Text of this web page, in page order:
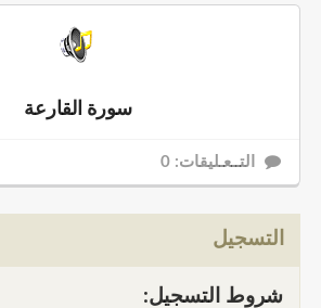
سورة القارعة
التــعـليقات: 0
التسجيل
شروط التسجيل: